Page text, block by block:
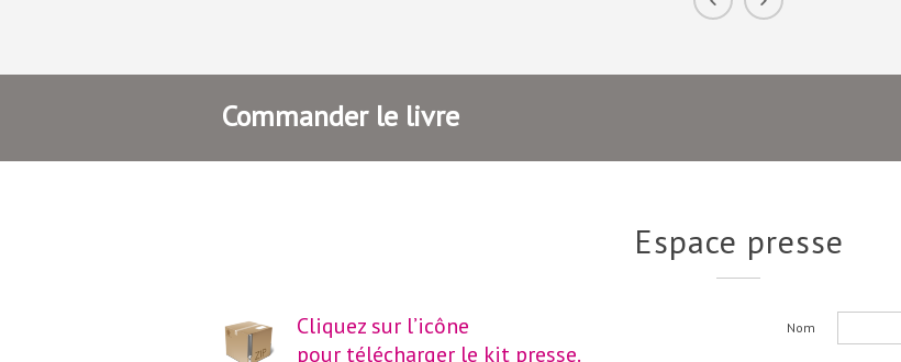
Commander le livre
Espace presse
Cliquez sur l’icône
pour télécharger le kit presse.
Nom